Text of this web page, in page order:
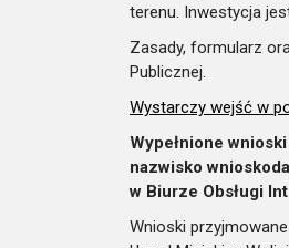
terenu. Inwestycja
Zasady, formularz
Publicznej.
Wystarczy wejść w
Wypełnione
nazwisko
w Biurze Obsługi
Wnioski